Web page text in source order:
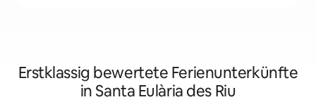
Erstklassig bewertete Ferienunterkünfte
in Santa Eulària des Riu